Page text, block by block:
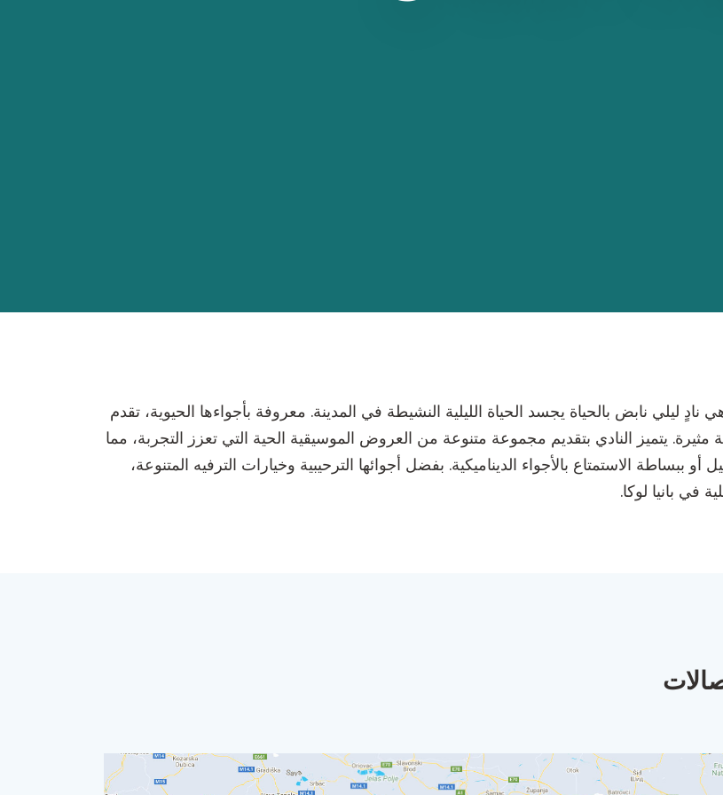
في شارع صربسكا 2 في بانيا لوكا، هي نادٍ ليلي نابض بالحياة يجسد الحياة الليلية النشيطة في المدينة. معروفة بأجواءها الحيوية، تقدم
مثيرة. يتميز النادي بتقديم مجموعة متنوعة من العروض الموسيقية الحية التي تعزز التجربة، مما
ببساطة الاستمتاع بالأجواء الديناميكية. بفضل أجوائها الترحيبية وخيارات الترفيه المتنوعة،
في بانيا لوكا.